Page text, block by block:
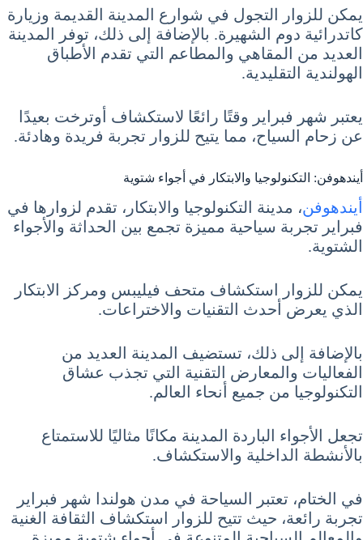
يمكن للزوار التجول في شوارع المدينة القديمة وزيارة
كاتدرائية دوم الشهيرة. بالإضافة إلى ذلك، توفر المدينة
العديد من المقاهي والمطاعم التي تقدم الأطباق
الهولندية التقليدية.
يعتبر شهر فبراير وقتًا رائعًا لاستكشاف أوترخت بعيدًا
عن زحام السياح، مما يتيح للزوار تجربة فريدة وهادئة.
أيندهوفن: التكنولوجيا والابتكار في أجواء شتوية
أيندهوفن، مدينة التكنولوجيا والابتكار، تقدم لزوارها في
فبراير تجربة سياحية مميزة تجمع بين الحداثة والأجواء
الشتوية.
يمكن للزوار استكشاف متحف فيليبس ومركز الابتكار
الذي يعرض أحدث التقنيات والاختراعات.
بالإضافة إلى ذلك، تستضيف المدينة العديد من
الفعاليات والمعارض التقنية التي تجذب عشاق
التكنولوجيا من جميع أنحاء العالم.
تجعل الأجواء الباردة المدينة مكانًا مثاليًا للاستمتاع
بالأنشطة الداخلية والاستكشاف.
في الختام، تعتبر السياحة في مدن هولندا شهر فبراير
تجربة رائعة، حيث تتيح للزوار استكشاف الثقافة الغنية